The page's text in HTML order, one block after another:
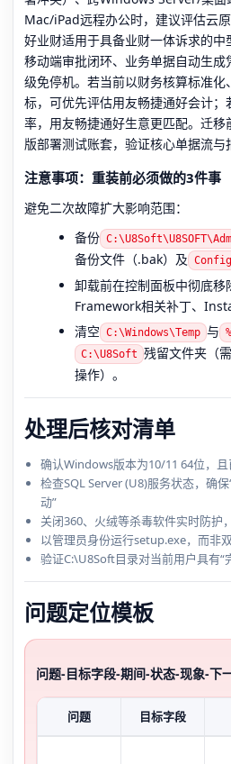
Mac/iPad远程办公时，建议评估云
好业财适用于具备业财一体诉求的中
移动端审批闭环、业务单据自动生
级免停机。若当前以财务核算标准化
标，可优先评估用友畅捷通好会计
率，用友畅捷通好生意更匹配。迁
版部署测试账套，验证核心单据流与
注意事项：重装前必须做的3件事
避免二次故障扩大影响范围：
备份
备份文件（.bak）及
卸载前在控制面板中彻底移
Framework相关补丁、
清空 C:\Windows\Temp 与
C:\U8Soft 残留文件夹（
操作）。
处理后核对清单
确认Windows版本为10/11 64位，
检查SQL Server (U8)服务状态，确
动”
关闭360、火绒等杀毒软件实时防护
以管理员身份运行setup.exe，而非
验证C:\U8Soft目录对当前用户具有“
问题定位模板
问题-目标字段-期间-状态-现象-下
问题 目标字段